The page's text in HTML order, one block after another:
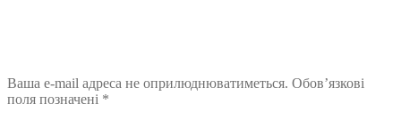
Ваша e-mail адреса не оприлюднюватиметься. Обов’язкові
поля позначені *